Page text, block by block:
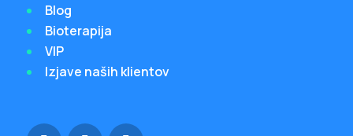
Blog
Bioterapija
VIP
Izjave naših klientov